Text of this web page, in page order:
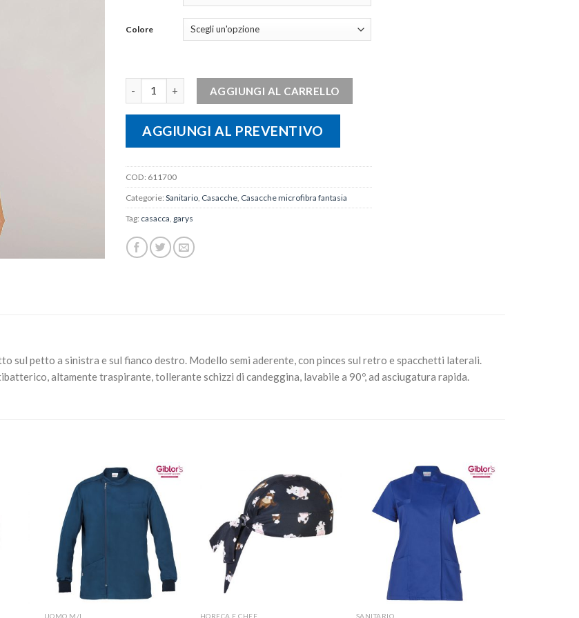
Colore
AGGIUNGI AL CARRELLO
AGGIUNGI AL PREVENTIVO
COD: 611700
Categorie: Sanitario Casacche Casacche microfibra fantasia
Tag: casacca garys
sul petto a sinistra e sul fianco destro. Modello semi aderente, con pinces sul retro e spacchetti laterali.
altamente traspirante, tollerante schizzi di candeggina, lavabile a 90º, ad asciugatura rapida.
Aggiungi
alla lista
dei
desideri
+
UOMO M/L
Aggiungi
alla lista
dei
desideri
HORECA E CHEF
Aggiungi
alla lista
dei
desideri
SANITARIO